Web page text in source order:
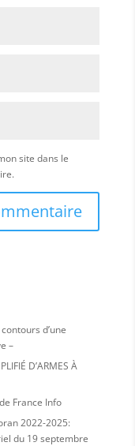
site dans le
d’une
–
D’ARMES À
France Info
2022-2025:
du 19 septembre